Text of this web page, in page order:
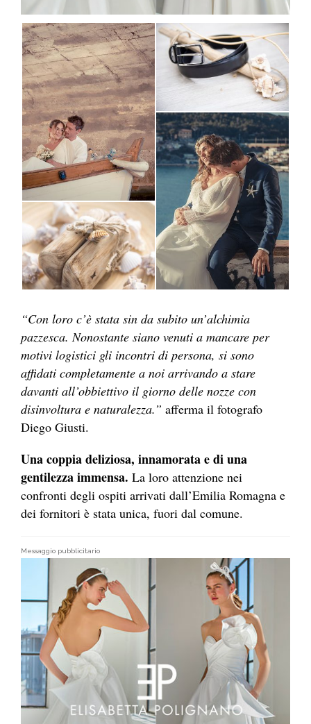
“Con loro c’è stata sin da subito un’alchimia
pazzesca. Nonostante siano venuti a mancare per
motivi logistici gli incontri di persona, si sono
affidati completamente a noi arrivando a stare
davanti all’obbiettivo il giorno delle nozze con
disinvoltura e naturalezza.” afferma il fotografo
Diego Giusti.
Una coppia deliziosa, innamorata e di una
gentilezza immensa. La loro attenzione nei
confronti degli ospiti arrivati dall’Emilia Romagna e
dei fornitori è stata unica, fuori dal comune.
Messaggio pubblicitario